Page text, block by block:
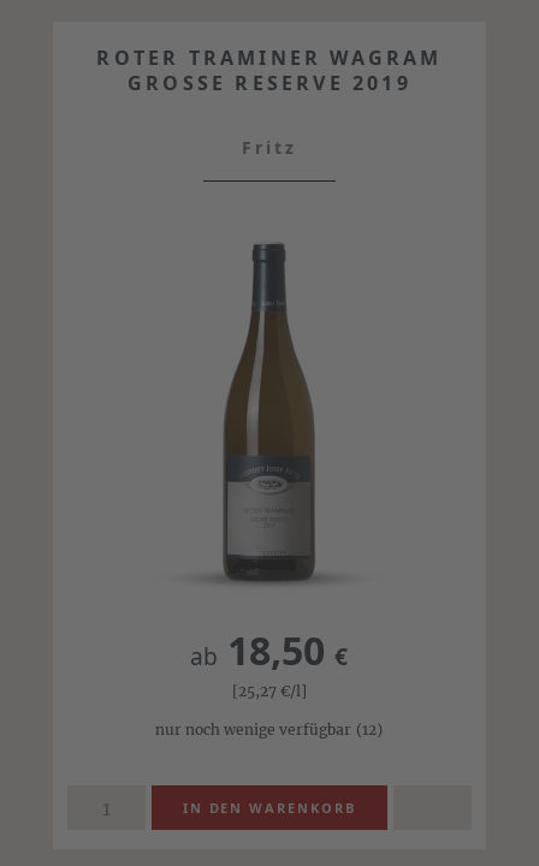
ROTER TRAMINER WAGRAM
GROSSE RESERVE 2019
Fritz
ab 18,50€
[25,27 €/l]
nur noch wenige verfügbar (12)